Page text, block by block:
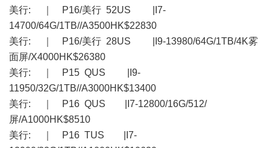
美行: ｜ P16/美行 52US |I7-
14700/64G/1TB//A3500HK$22830
美行: ｜ P16/美行 28US |I9-13980/64G/1TB/4K雾
面屏/X4000HK$26380
美行: ｜ P15 QUS |I9-
11950/32G/1TB//A3000HK$13400
美行: ｜ P16 QUS |I7-12800/16G/512/
屏/A1000HK$8510
美行: ｜ P16 TUS |I7-